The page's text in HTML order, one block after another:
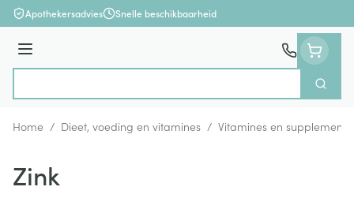
Ga naar de inhoud
Apothekersadvies Snelle beschikbaarheid
Menu
Zoek
Home / Dieet, voeding en vitamines / Vitamines en
Zink